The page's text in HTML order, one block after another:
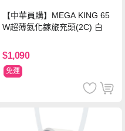
【中華員購】MEGA KING 65
W超薄氮化鎵旅充頭(2C) 白
$1,090
免運